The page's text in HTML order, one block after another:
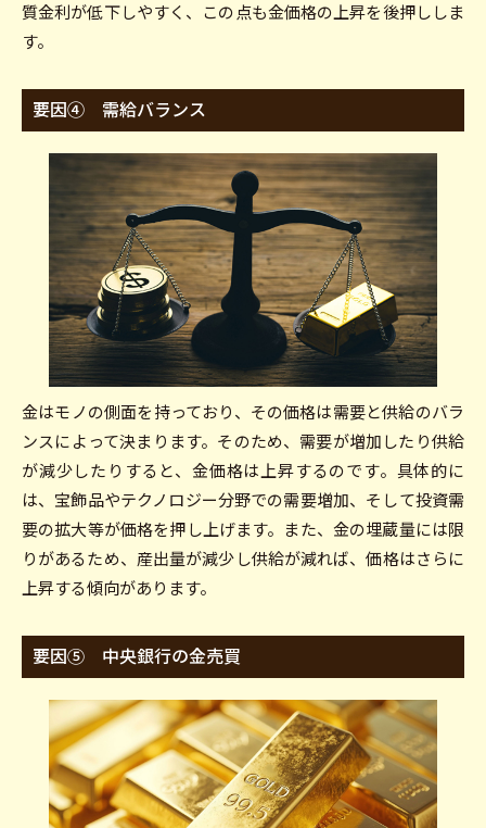
質金利が低下しやすく、この点も金価格の上昇を後押ししま
す。
要因④ 需給バランス
金はモノの側面を持っており、その価格は需要と供給のバラ
ンスによって決まります。そのため、需要が増加したり供給
が減少したりすると、金価格は上昇するのです。具体的に
は、宝飾品やテクノロジー分野での需要増加、そして投資需
要の拡大等が価格を押し上げます。また、金の埋蔵量には限
りがあるため、産出量が減少し供給が減れば、価格はさらに
上昇する傾向があります。
要因⑤ 中央銀行の金売買